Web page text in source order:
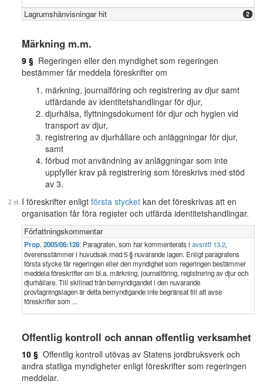
Lagrumshänvisningar hit 2
Märkning m.m.
9 § Regeringen eller den myndighet som regeringen
bestämmer får meddela föreskrifter om
märkning, journalföring och registrering av djur samt
utfärdande av identitetshandlingar för djur,
djurhälsa, flyttningsdokument för djur och hygien vid
transport av djur,
registrering av djurhållare och anläggningar för djur,
samt
förbud mot användning av anläggningar som inte
uppfyller krav på registrering som föreskrivs med stöd
av 3.
I föreskrifter enligt första stycket kan det föreskrivas att en
organisation får föra register och utfärda identitetshandlingar.
Författningskommentar
Prop. 2005/06:128: Paragrafen, som har kommenterats i avsnitt 13.2,
överensstämmer i huvudsak med 5 § nuvarande lagen. Enligt paragrafens
första stycke får regeringen eller den myndighet som regeringen bestämmer
meddela föreskrifter om bl.a. märkning, journalföring, registrering av djur och
djurhållare. Till skillnad från bemyndigandet i den nuvarande
provtagningslagen är detta bemyndigande inte begränsat till att avse
föreskrifter som ...
Offentlig kontroll och annan offentlig verksamhet
10 § Offentlig kontroll utövas av Statens jordbruksverk och
andra statliga myndigheter enligt föreskrifter som regeringen
meddelar.